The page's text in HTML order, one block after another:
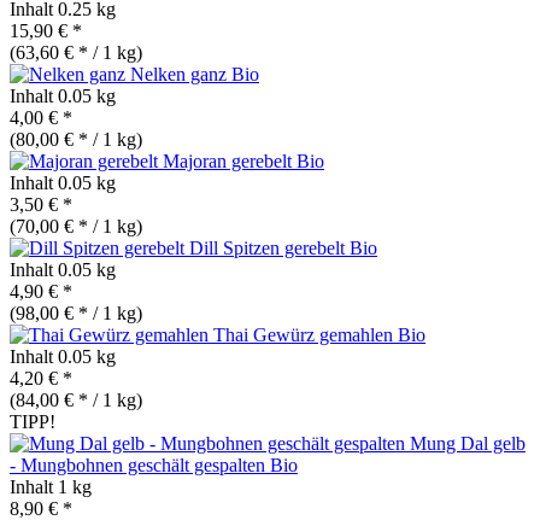
Inhalt 0.25 kg
15,90 € *
(63,60 € * / 1 kg)
Nelken ganz Bio
Inhalt 0.05 kg
4,00 € *
(80,00 € * / 1 kg)
Majoran gerebelt Bio
Inhalt 0.05 kg
3,50 € *
(70,00 € * / 1 kg)
Dill Spitzen gerebelt Bio
Inhalt 0.05 kg
4,90 € *
(98,00 € * / 1 kg)
Thai Gewürz gemahlen Bio
Inhalt 0.05 kg
4,20 € *
(84,00 € * / 1 kg)
TIPP!
Mung Dal gelb
- Mungbohnen geschält gespalten Bio
Inhalt 1 kg
8,90 € *